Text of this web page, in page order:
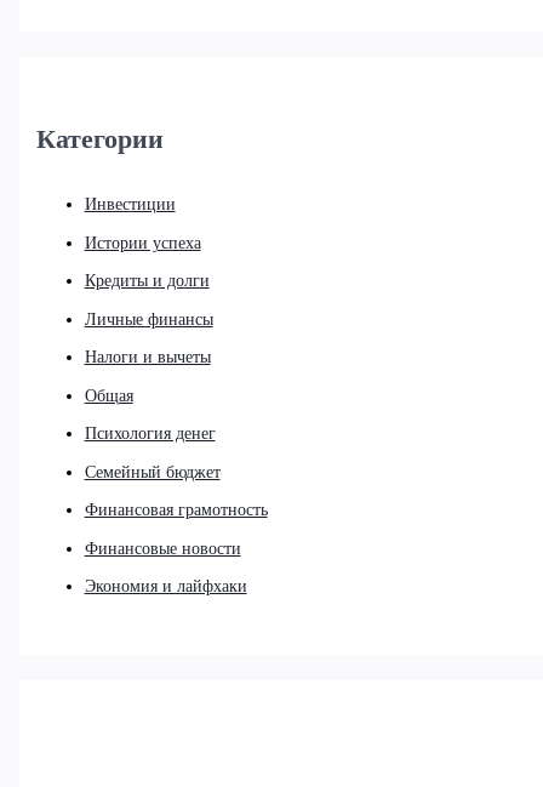
Категории
Инвестиции
Истории успеха
Кредиты и долги
Личные финансы
Налоги и вычеты
Общая
Психология денег
Семейный бюджет
Финансовая грамотность
Финансовые новости
Экономия и лайфхаки